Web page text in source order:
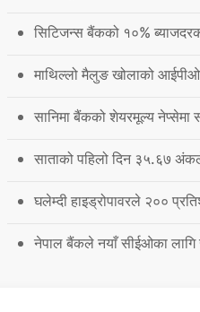
सिटिजन्स बैंकको १०%
माथिल्लो मैलुङ खोलाको
सानिमा बैंकको शेयरमूल्य नेप्सेमा
साताको पहिलो दिन ३५.६७
घलेम्दी हाइड्रोपावरले २००
नेपाल बैंकले नयाँ सीईओका